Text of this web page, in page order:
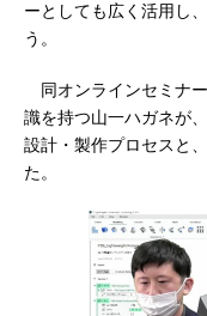
ーとしても広く活用し
う。
同オンラインセミナ
識を持つ山一ハガネが
設計・製作プロセスと
た。